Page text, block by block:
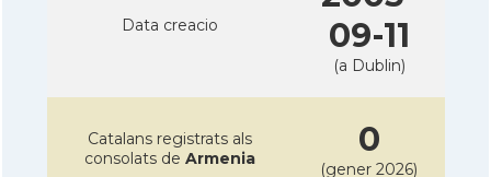
Data creacio
09-11
(a Dublin)
Catalans registrats als
consolats de Armenia 0
(gener 2026)